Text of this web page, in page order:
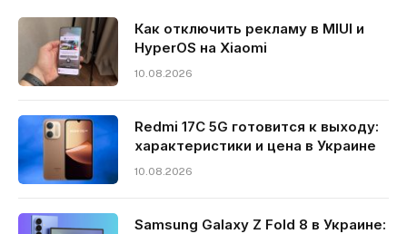
Как отключить рекламу в MIUI и
HyperOS на Xiaomi
10.08.2026
Redmi 17C 5G готовится к выходу:
характеристики и цена в Украине
10.08.2026
Samsung Galaxy Z Fold 8 в Украине: